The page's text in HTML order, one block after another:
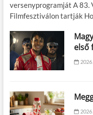
versenyprogramját A 83.
Filmfesztiválon tartják
első